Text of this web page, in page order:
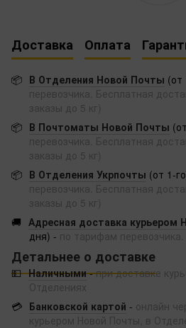
Доставка Оплата
📦 В Отделения Новой Почты (от
перевозчика. Бесплатная
заказы до 5 кг)
📦 В Почтоматы Новой Почты
перевозчика. Бесплатная
заказы до 5 кг)
📦 В Отделения Укрпочты (от 1-
перевозчика. Бесплатная
заказы до 5 кг)
🚚 Адресная доставка курьером
дня) - по тарифам перевозчика.
Детальнее о доставке
💵 Наличными-при доставке
Отделениях
💳 Банковской картой - онлайн
курьером Новой Почты, в